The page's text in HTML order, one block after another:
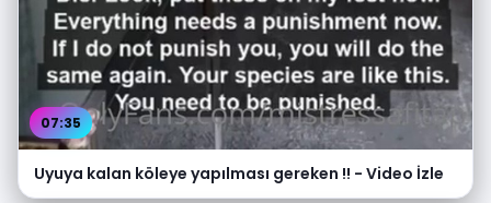
07:35
Uyuya kalan köleye yapılması gereken !! - Video İzle